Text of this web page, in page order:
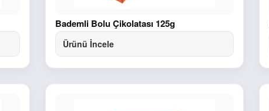
Bademli Bolu Çikolatası 125g
Ürünü İncele